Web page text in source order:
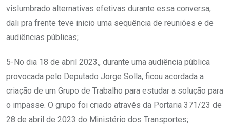
vislumbrado alternativas efetivas durante essa conversa,
dali pra frente teve inicio uma sequência de reuniões e de
audiências públicas;
5-No dia 18 de abril 2023,, durante uma audiência pública
provocada pelo Deputado Jorge Solla, ficou acordada a
criação de um Grupo de Trabalho para estudar a solução para
o impasse. O grupo foi criado através da Portaria 371/23 de
28 de abril de 2023 do Ministério dos Transportes;